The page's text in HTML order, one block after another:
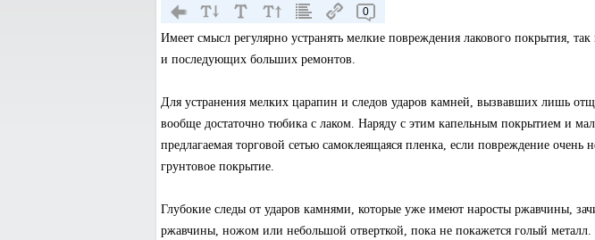
0
Имеет смысл регулярно устранять мелкие повреждения лакового покрытия, так
и последующих больших ремонтов.
Для устранения мелких царапин и следов ударов камней, вызвавших лишь
вообще достаточно тюбика с лаком. Наряду с этим капельным покрытием и
предлагаемая торговой сетью самоклеящаяся пленка, если повреждение очень
грунтовое покрытие.
Глубокие следы от ударов камнями, которые уже имеют наросты ржавчины,
ржавчины, ножом или небольшой отверткой, пока не покажется голый